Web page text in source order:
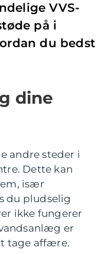
VVS-
på i
du bedst
dine
andre steder i
Dette kan
især
du pludselig
ikke fungerer
er
tage affære.